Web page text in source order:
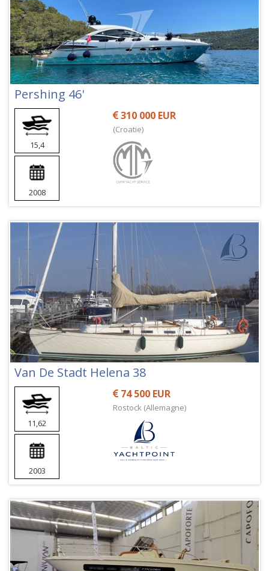
Pershing 46'
15,4
2008
310 000 EUR
(Croatie)
Van De Stadt Helena 38
11,62
2003
74 500 EUR
Rostock (Allemagne)